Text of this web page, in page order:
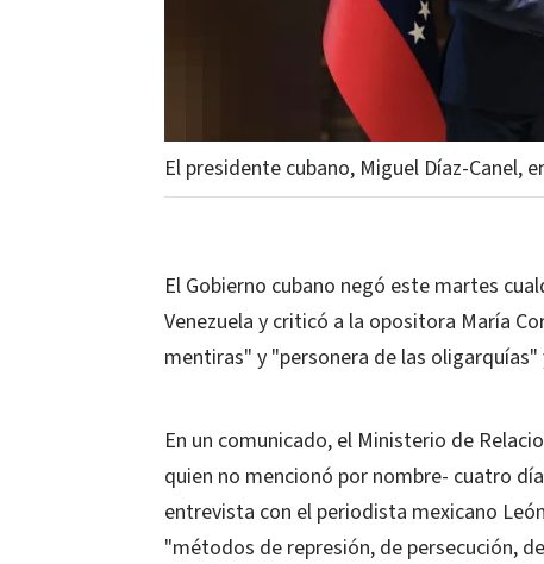
El presidente cubano, Miguel Díaz-Canel,
El Gobierno cubano negó este martes
Venezuela y criticó a la opositora María
mentiras" y "personera de las
En un comunicado, el Ministerio de
quien no mencionó por nombre- cuatro
entrevista con el periodista mexicano
"métodos de represión, de persecución,